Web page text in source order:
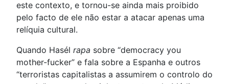
este contexto, e tornou-se ainda mais proibido
pelo facto de ele não estar a atacar apenas uma
relíquia cultural.
Quando Hasél rapa sobre “democracy you
mother-fucker” e fala sobre a Espanha e outros
“terroristas capitalistas a assumirem o controlo do